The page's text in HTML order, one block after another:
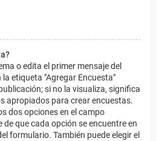
o edita el primer mensaje del
la etiqueta "Agregar Encuesta"
si no la visualiza, significa
apropiados para crear encuestas.
dos opciones en el campo
que cada opción se encuentre en
formulario. También puede elegir el